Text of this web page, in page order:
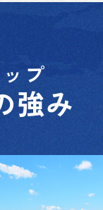
プ
強み